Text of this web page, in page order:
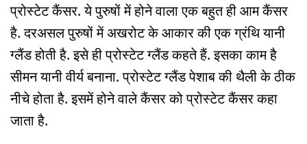
प्रोस्टेट कैंसर. ये पुरुषों में होने वाला एक बहुत ही आम कैंसर
है. दरअसल पुरुषों में अखरोट के आकार की एक ग्रंथि यानी
ग्लैंड होती है. इसे ही प्रोस्टेट ग्लैंड कहते हैं. इसका काम है
सीमन यानी वीर्य बनाना. प्रोस्टेट ग्लैंड पेशाब की थैली के ठीक
नीचे होता है. इसमें होने वाले कैंसर को प्रोस्टेट कैंसर कहा
जाता है.